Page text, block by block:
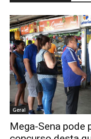
Geral
Mega-Sena pode